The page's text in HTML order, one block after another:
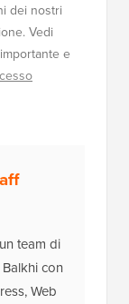
dei nostri
Vedi
e
team di
con
Web